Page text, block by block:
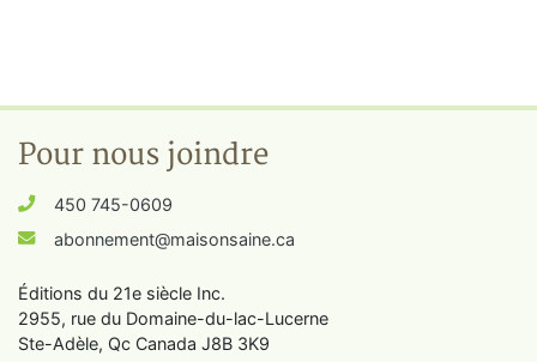
Pour nous joindre
450 745-0609
abonnement@maisonsaine.ca
Éditions du 21e siècle Inc.
2955, rue du Domaine-du-lac-Lucerne
Ste-Adèle, Qc Canada J8B 3K9